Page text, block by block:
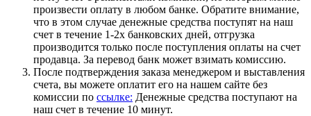
произвести оплату в любом банке. Обратите внимание,
что в этом случае денежные средства поступят на наш
счет в течение 1-2х банковских дней, отгрузка
производится только после поступления оплаты на счет
продавца. За перевод банк может взимать комиссию.
После подтверждения заказа менеджером и выставления
счета, вы можете оплатит его на нашем сайте без
комиссии по ссылке: Денежные средства поступают на
наш счет в течение 10 минут.